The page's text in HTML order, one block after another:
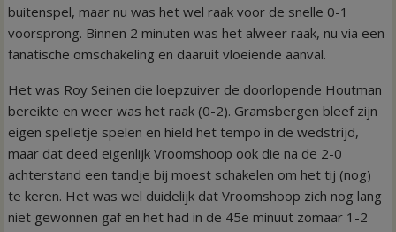
buitenspel, maar nu was het wel raak voor de snelle 0-1
voorsprong. Binnen 2 minuten was het alweer raak, nu via een
fanatische omschakeling en daaruit vloeiende aanval.
Het was Roy Seinen die loepzuiver de doorlopende Houtman
bereikte en weer was het raak (0-2). Gramsbergen bleef zijn
eigen spelletje spelen en hield het tempo in de wedstrijd,
maar dat deed eigenlijk Vroomshoop ook die na de 2-0
achterstand een tandje bij moest schakelen om het tij (nog)
te keren. Het was wel duidelijk dat Vroomshoop zich nog lang
niet gewonnen gaf en het had in de 45e minuut zomaar 1-2